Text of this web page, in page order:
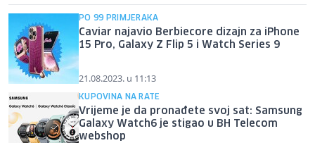
PO 99 PRIMJERAKA
Caviar najavio Berbiecore dizajn za iPhone
15 Pro, Galaxy Z Flip 5 i Watch Series 9
21.08.2023. u 11:13
KUPOVINA NA RATE
Vrijeme je da pronađete svoj sat: Samsung
Galaxy Watch6 je stigao u BH Telecom
webshop